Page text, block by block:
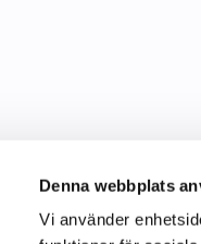
Denna webbplats
Vi använder